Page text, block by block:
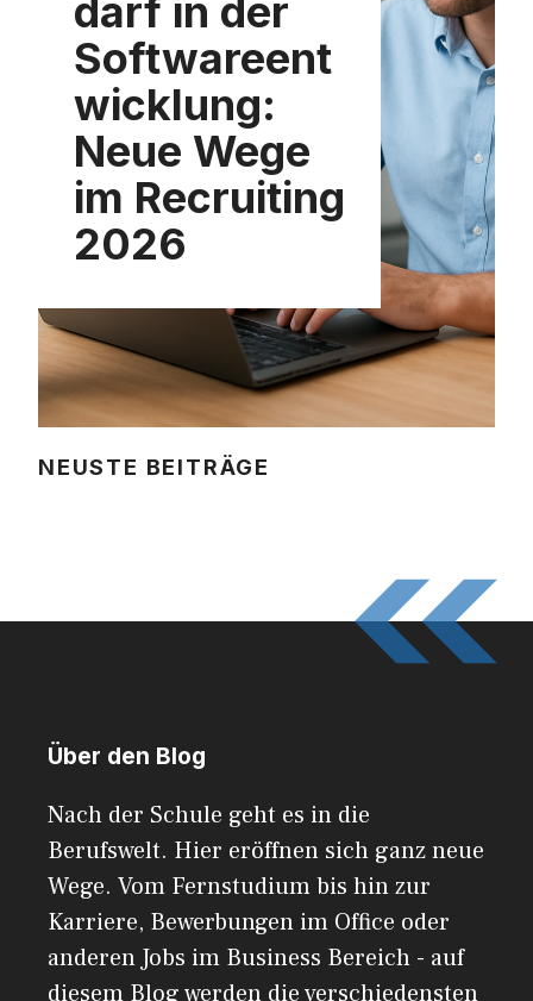
darf in der
Softwareent
wicklung:
Neue Wege
im Recruiting
2026
NEUSTE BEITRÄGE
Über den Blog
Nach der Schule geht es in die
Berufswelt. Hier eröffnen sich ganz neue
Wege. Vom Fernstudium bis hin zur
Karriere, Bewerbungen im Office oder
anderen Jobs im Business Bereich - auf
diesem Blog werden die verschiedensten